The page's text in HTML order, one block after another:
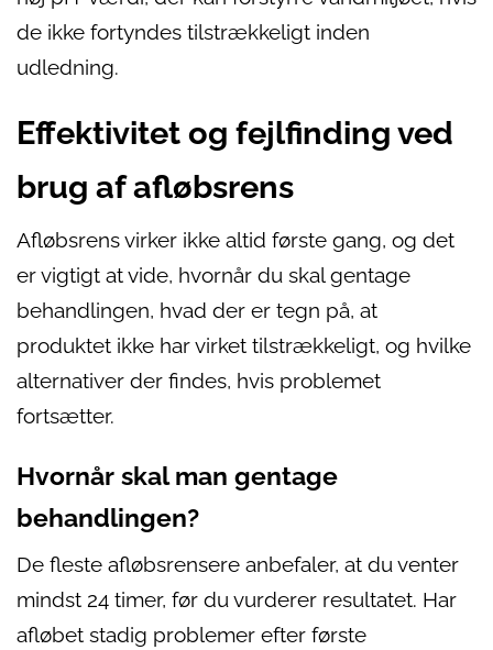
de ikke fortyndes tilstrækkeligt inden
udledning.
Effektivitet og fejlfinding ved
brug af afløbsrens
Afløbsrens virker ikke altid første gang, og det
er vigtigt at vide, hvornår du skal gentage
behandlingen, hvad der er tegn på, at
produktet ikke har virket tilstrækkeligt, og hvilke
alternativer der findes, hvis problemet
fortsætter.
Hvornår skal man gentage
behandlingen?
De fleste afløbsrensere anbefaler, at du venter
mindst 24 timer, før du vurderer resultatet. Har
afløbet stadig problemer efter første